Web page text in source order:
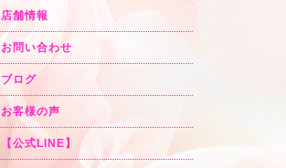
店舗情報
お問い合わせ
ブログ
お客様の声
【公式LINE】